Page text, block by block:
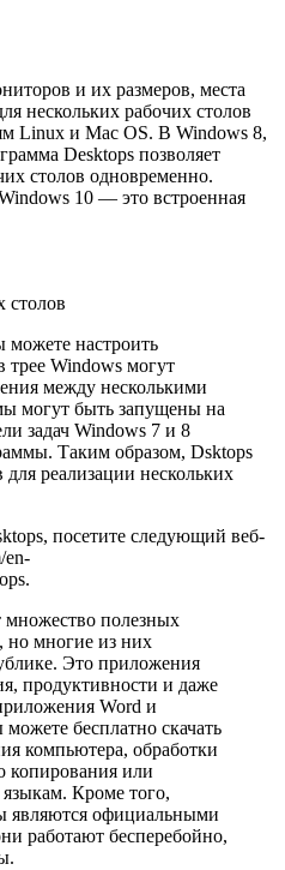
и их размеров, места
нескольких рабочих столов
Linux и Mac OS. В Windows 8,
Desktops позволяет
столов одновременно.
10 — это встроенная
столов
можете настроить
трее Windows могут
между несколькими
могут быть запущены на
задач Windows 7 и 8
Таким образом, Dsktops
реализации нескольких
посетите следующий веб-
en-
множество полезных
но многие из них
Это приложения
продуктивности и даже
Word и
бесплатно скачать
компьютера, обработки
копирования или
Кроме того,
являются официальными
работают бесперебойно,